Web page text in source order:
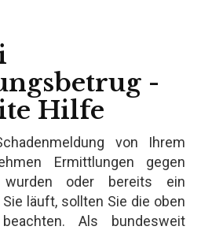
-
Hilfe
von Ihrem
Ermittlungen gegen
wurden oder bereits ein
Sie läuft, sollten Sie die oben
Als bundesweit